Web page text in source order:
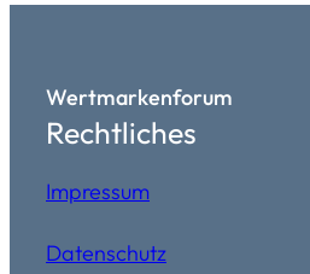
Wertmarkenforum
Rechtliches
Impressum
Datenschutz